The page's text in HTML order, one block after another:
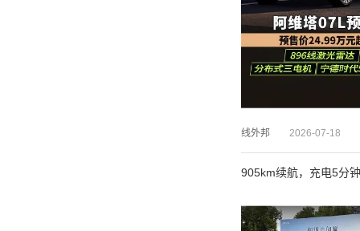
线外邦 2026-07-18
905km续航，充电5分